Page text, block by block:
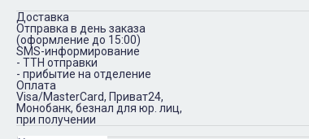
Доставка
Отправка в день заказа
(оформление до 15:00)
SMS-информирование
- ТТН отправки
- прибытие на отделение
Оплата
Visa/MasterCard, Приват24,
Монобанк, безнал для юр. лиц,
при получении